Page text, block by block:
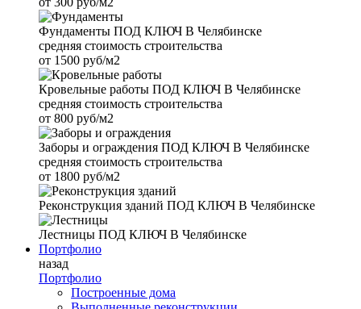
Фундаменты ПОД КЛЮЧ В Челябинске
средняя стоимость строительства
от 1500 руб/м2
Кровельные работы ПОД КЛЮЧ В Челябинске
средняя стоимость строительства
от 800 руб/м2
Заборы и ограждения ПОД КЛЮЧ В Челябинске
средняя стоимость строительства
от 1800 руб/м2
Реконструкция зданий ПОД КЛЮЧ В Челябинске
Лестницы ПОД КЛЮЧ В Челябинске
Портфолио
назад
Портфолио
Построенные дома